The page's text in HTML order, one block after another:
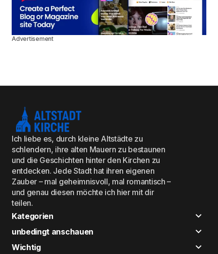
Advertisement
Ich liebe es, durch kleine Altstädte zu
schlendern, ihre alten Mauern zu bestaunen
und die Geschichten hinter den Kirchen zu
entdecken. Jede Stadt hat ihren eigenen
Zauber – mal geheimnisvoll, mal romantisch –
und genau diesen möchte ich hier mit dir
teilen.
Kategorien
unbedingt anschauen
Wichtig